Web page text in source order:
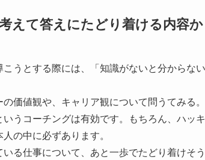
えて答えにたどり着ける内容か
うとする際には、「知識がないと分からな
価値観や、キャリア観について問うてみる
いうコーチングは有効です。もちろん、ハッ
の中に必ずあります。
いる仕事について、あと一歩でたどり着けそ